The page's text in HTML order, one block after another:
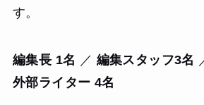
す。
編集長 1名 ／ 編集スタッフ3名
外部ライター 4名